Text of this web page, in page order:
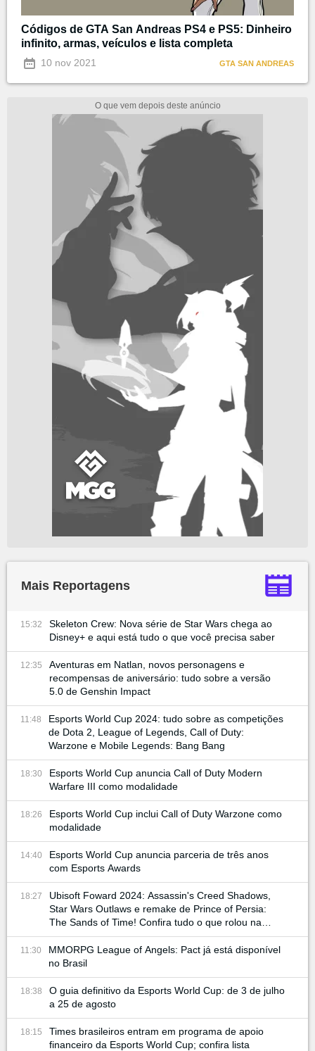
Códigos de GTA San Andreas PS4 e PS5: Dinheiro
infinito, armas, veículos e lista completa
10 nov 2021 GTA SAN ANDREAS
Mais Reportagens
15:32
Skeleton Crew: Nova série de Star Wars chega ao
Disney+ e aqui está tudo o que você precisa saber
12:35
Aventuras em Natlan, novos personagens e
recompensas de aniversário: tudo sobre a versão
5.0 de Genshin Impact
11:48
Esports World Cup 2024: tudo sobre as competições
de Dota 2, League of Legends, Call of Duty:
Warzone e Mobile Legends: Bang Bang
18:30
Esports World Cup anuncia Call of Duty Modern
Warfare III como modalidade
18:26
Esports World Cup inclui Call of Duty Warzone como
modalidade
14:40
Esports World Cup anuncia parceria de três anos
com Esports Awards
18:27
Ubisoft Foward 2024: Assassin's Creed Shadows,
Star Wars Outlaws e remake de Prince of Persia:
The Sands of Time! Confira tudo o que rolou na
conferência
11:30
MMORPG League of Angels: Pact já está disponível
no Brasil
18:38
O guia definitivo da Esports World Cup: de 3 de julho
a 25 de agosto
18:15
Times brasileiros entram em programa de apoio
financeiro da Esports World Cup; confira lista